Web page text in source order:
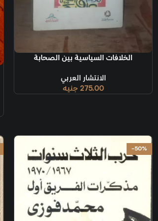
إضافة إلى السلة
الخلافات السياسية بين الصحابة
الانتشار العربي
275.00 جنيه
-50%